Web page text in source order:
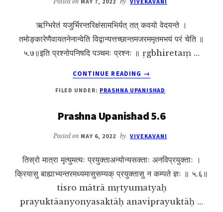
ऋग्भिरेतं यजुर्भिरन्तरिक्षंसामभिर्यत् तत् कवयो वेदयन्ते ।
तमोङ्कारेणैवायतनेनान्वेति विद्वान्यत्तच्छान्तमजरममृतमभयं परं चेति ॥
५.७॥इति प्रश्नोपनिषदि पञ्चमः प्रश्नः ॥ ṛgbhiretaṃ …
CONTINUE READING
ABOUT
UPANISHAD
→
FILED UNDER: PRASHNA UPANISHAD
Prashna Upanishad 5.6
Posted on MAY 6, 2022 by VIVEKAVANI
तिस्रो मात्रा मृत्युमत्यः प्रयुक्ताअन्योन्यसक्ताः अनविप्रयुक्ताः ।
क्रियासु बाह्याभ्यन्तरमध्यमासुसम्यक् प्रयुक्तासु न कम्पते ज्ञः ॥ ५.६॥
tisro mātrā mṛtyumatyaḥ
prayuktāanyonyasaktāḥ anaviprayuktāḥ …